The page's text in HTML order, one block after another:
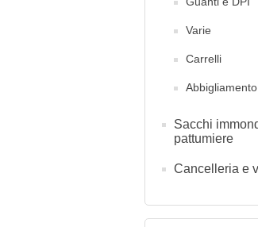
Varie
Carrelli
Sacchi
pattumiere
Cancelleria e